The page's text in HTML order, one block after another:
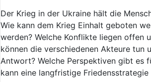
Der Krieg in der Ukraine hält die
Wie kann dem Krieg Einhalt geboten
werden? Welche Konflikte liegen offen
können die verschiedenen Akteure tun
Antwort? Welche Perspektiven gibt es
kann eine langfristige Friedensstrategie